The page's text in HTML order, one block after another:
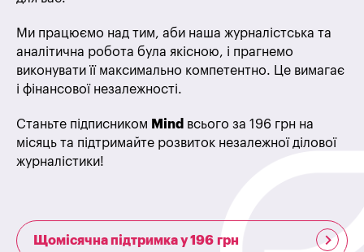
Ми працюємо над тим, аби наша журналістська та
аналітична робота була якісною, і прагнемо
виконувати її максимально компетентно. Це вимагає
і фінансової незалежності.
Станьте підписником Mind всього за 196 грн на
місяць та підтримайте розвиток незалежної ділової
журналістики!
Щомісячна підтримка у 196 грн